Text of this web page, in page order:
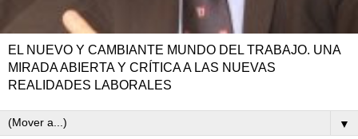
EL NUEVO Y CAMBIANTE MUNDO DEL TRABAJO. UNA
MIRADA ABIERTA Y CRÍTICA A LAS NUEVAS
REALIDADES LABORALES
▼